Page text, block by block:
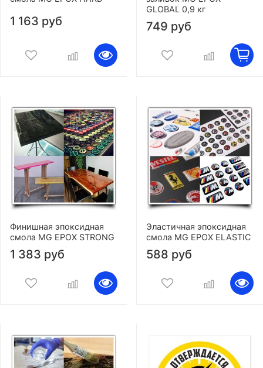
1 163 руб
GLOBAL 0,9 кг
749 руб
Финишная эпоксидная
смола MG EPOX STRONG
1 383 руб
Эластичная эпоксидная
смола MG EPOX ELASTIC
588 руб